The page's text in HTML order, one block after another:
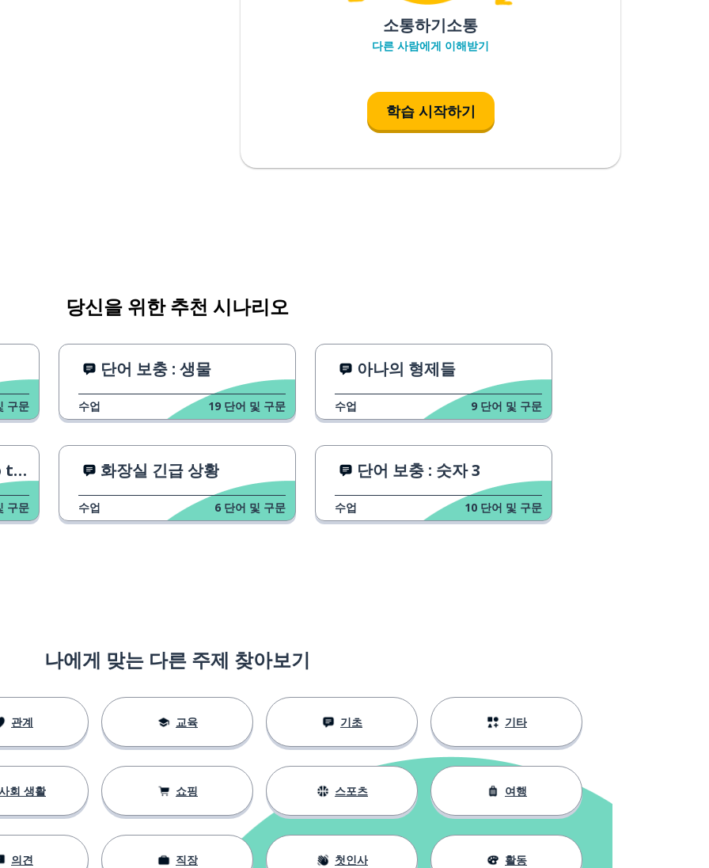
요
어려워요
소통하기소통
다른 사람에게 이해받기
학습 시작하기
당신을 위한 추천 시나리오
구문
단어 보충 : 생물
수업 19 단어 및 구문
아나의 형제들
수업 9 단어 및 구문
법
구문
화장실 긴급 상황
수업 6 단어 및 구문
단어 보충 : 숫자 3
수업 10 단어 및 구문
나에게 맞는 다른 주제 찾아보기
관계 교육 기초 기타
회 생활 쇼핑 스포츠 여행
의견 직장 첫인사 활동